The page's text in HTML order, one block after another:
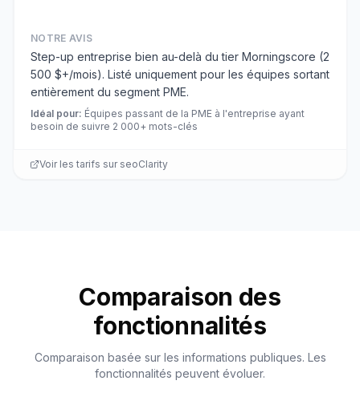
NOTRE AVIS
Step-up entreprise bien au-delà du tier Morningscore (2
500 $+/mois). Listé uniquement pour les équipes sortant
entièrement du segment PME.
Idéal pour: Équipes passant de la PME à l'entreprise ayant
besoin de suivre 2 000+ mots-clés
Voir les tarifs sur seoClarity
Comparaison des
fonctionnalités
Comparaison basée sur les informations publiques. Les
fonctionnalités peuvent évoluer.